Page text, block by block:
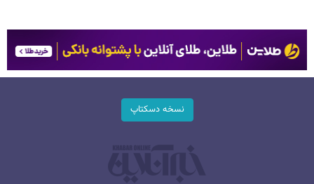
نسخه دسکتاپ